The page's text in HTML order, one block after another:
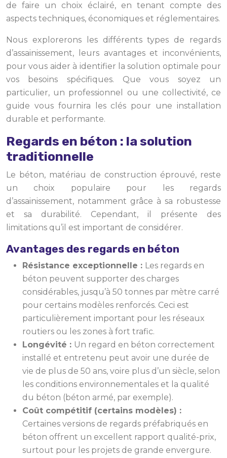
de faire un choix éclairé, en tenant compte des
aspects techniques, économiques et réglementaires.
Nous explorerons les différents types de regards
d’assainissement, leurs avantages et inconvénients,
pour vous aider à identifier la solution optimale pour
vos besoins spécifiques. Que vous soyez un
particulier, un professionnel ou une collectivité, ce
guide vous fournira les clés pour une installation
durable et performante.
Regards en béton : la solution
traditionnelle
Le béton, matériau de construction éprouvé, reste
un choix populaire pour les regards
d’assainissement, notamment grâce à sa robustesse
et sa durabilité. Cependant, il présente des
limitations qu’il est important de considérer.
Avantages des regards en béton
Résistance exceptionnelle : Les regards en
béton peuvent supporter des charges
considérables, jusqu’à 50 tonnes par mètre carré
pour certains modèles renforcés. Ceci est
particulièrement important pour les réseaux
routiers ou les zones à fort trafic.
Longévité : Un regard en béton correctement
installé et entretenu peut avoir une durée de
vie de plus de 50 ans, voire plus d’un siècle, selon
les conditions environnementales et la qualité
du béton (béton armé, par exemple).
Coût compétitif (certains modèles) :
Certaines versions de regards préfabriqués en
béton offrent un excellent rapport qualité-prix,
surtout pour les projets de grande envergure.